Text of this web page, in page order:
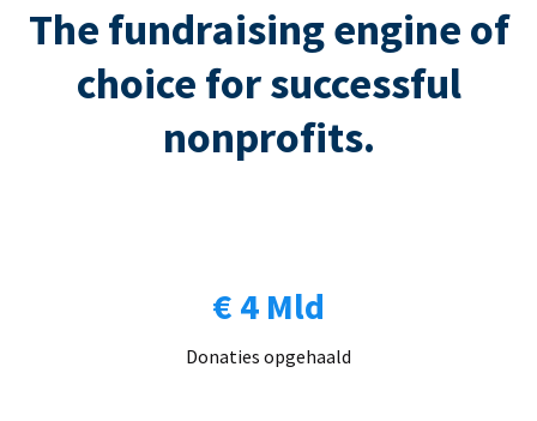
The fundraising engine of
choice for successful
nonprofits.
€ 4 Mld
Donaties opgehaald